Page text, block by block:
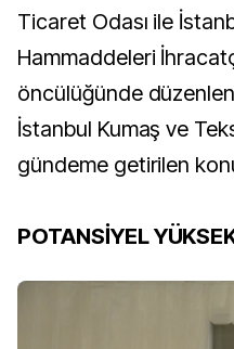
Ticaret Odası ile
Hammaddeleri
öncülüğünde
İstanbul Kumaş ve
gündeme getirilen
POTANSİYEL